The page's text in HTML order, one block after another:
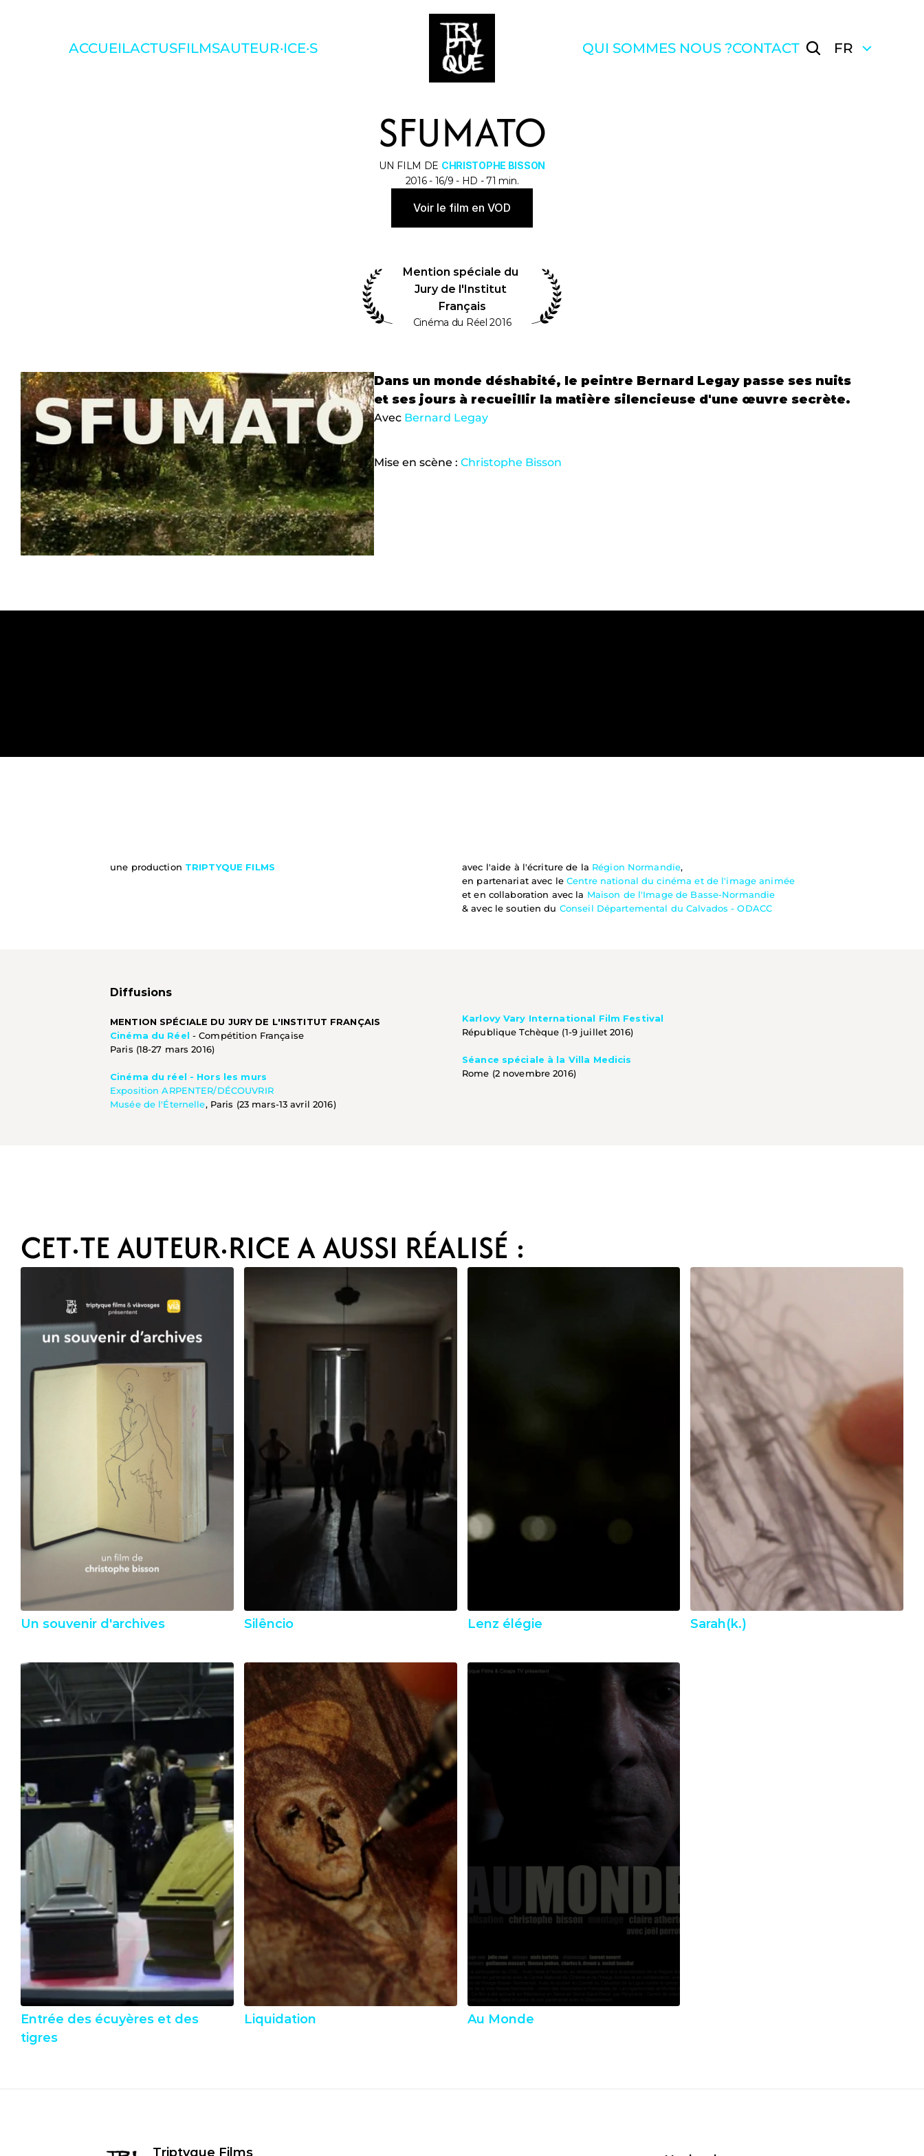
ACCUEILACTUSFILMSAUTEUR·ICE·S QUI SOMMES NOUS ?CONTACT FR
SFUMATO
UN FILM DE CHRISTOPHE BISSON
2016 - 16/9 - HD - 71 min.
Voir le film en VOD
Mention spéciale du
Jury de l'Institut
Français
Cinéma du Réel 2016
Dans un monde déshabité, le peintre Bernard Legay passe ses nuits
et ses jours à recueillir la matière silencieuse d'une œuvre secrète.
Avec Bernard Legay
Mise en scène : Christophe Bisson
une production TRIPTYQUE FILMS avec l'aide à l'écriture de la Région Normandie,
en partenariat avec le Centre national du cinéma et de l'image animée
et en collaboration avec la Maison de l'Image de Basse-Normandie
& avec le soutien du Conseil Départemental du Calvados - ODACC
Diffusions
MENTION SPÉCIALE DU JURY DE L'INSTITUT FRANÇAIS
Cinéma du Réel - Compétition Française
Paris (18-27 mars 2016)
Cinéma du réel - Hors les murs
Exposition ARPENTER/DÉCOUVRIR
Musée de l'Éternelle, Paris (23 mars-13 avril 2016)
Karlovy Vary International Film Festival
République Tchèque (1-9 juillet 2016)
Séance spéciale à la Villa Medicis
Rome (2 novembre 2016)
CET·TE AUTEUR·RICE A AUSSI RÉALISÉ :
Un souvenir d'archives Silêncio Lenz élégie Sarah(k.)
Entrée des écuyères et des
tigres
Liquidation Au Monde
Triptyque Films